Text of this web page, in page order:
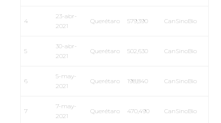
4
23-abr-
2021
Querétaro 579,390 CanSinoBio
5
30-abr-
2021
Querétaro 502,630 CanSinoBio
6
5-may-
2021
Querétaro 198,840 CanSinoBio
7
7-may-
2021
Querétaro 470,490 CanSinoBio